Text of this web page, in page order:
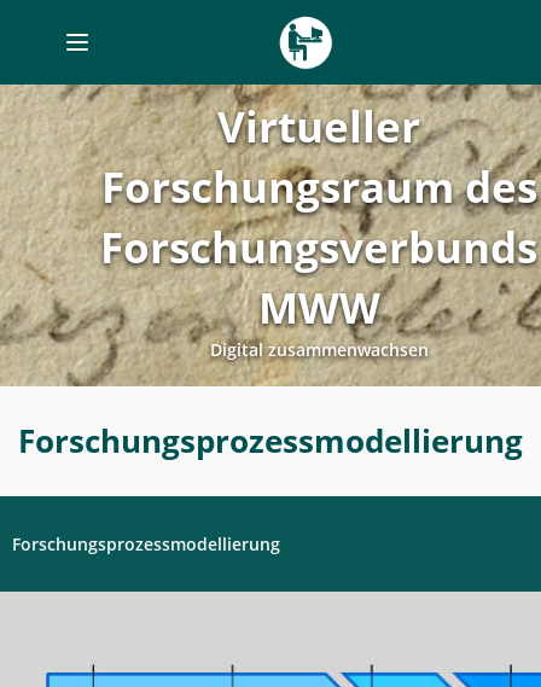
Toggle
navigation
Virtueller
Forschungsraum des
Forschungsverbunds
MWW
Digital zusammenwachsen
-
Digitales
Labor
Forschungsprozessmodellierung
Forschungsprozessmodellierung